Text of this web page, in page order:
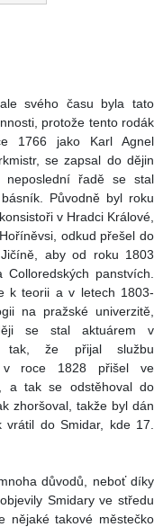
svého času byla tato
protože tento rodák
1766 jako Karl Agnel
se zapsal do dějin
řadě se stal
Původně byl roku
v Hradci Králové,
odkud přešel do
aby od roku 1803
panstvích.
k teorii a v letech 1803-
na pražské univerzitě,
se stal aktuárem v
tak, že přijal službu
v roce 1828 přišel ve
a tak se odstěhoval do
zhoršoval, takže byl dán
do Smidar, kde 17.
důvodů, neboť díky
Smidary ve středu
nějaké takové městečko